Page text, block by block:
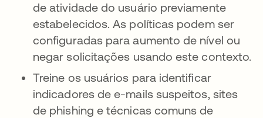
de atividade do usuário previamente
estabelecidos. As políticas podem ser
configuradas para aumento de nível ou
negar solicitações usando este contexto.
Treine os usuários para identificar
indicadores de e-mails suspeitos, sites
de phishing e técnicas comuns de